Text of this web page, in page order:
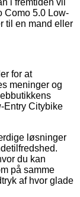
Como 5.0 Low-
til en mand eller
for at
meninger og
Entry Citybike
løsninger
du kan
på samme
af hvor glade